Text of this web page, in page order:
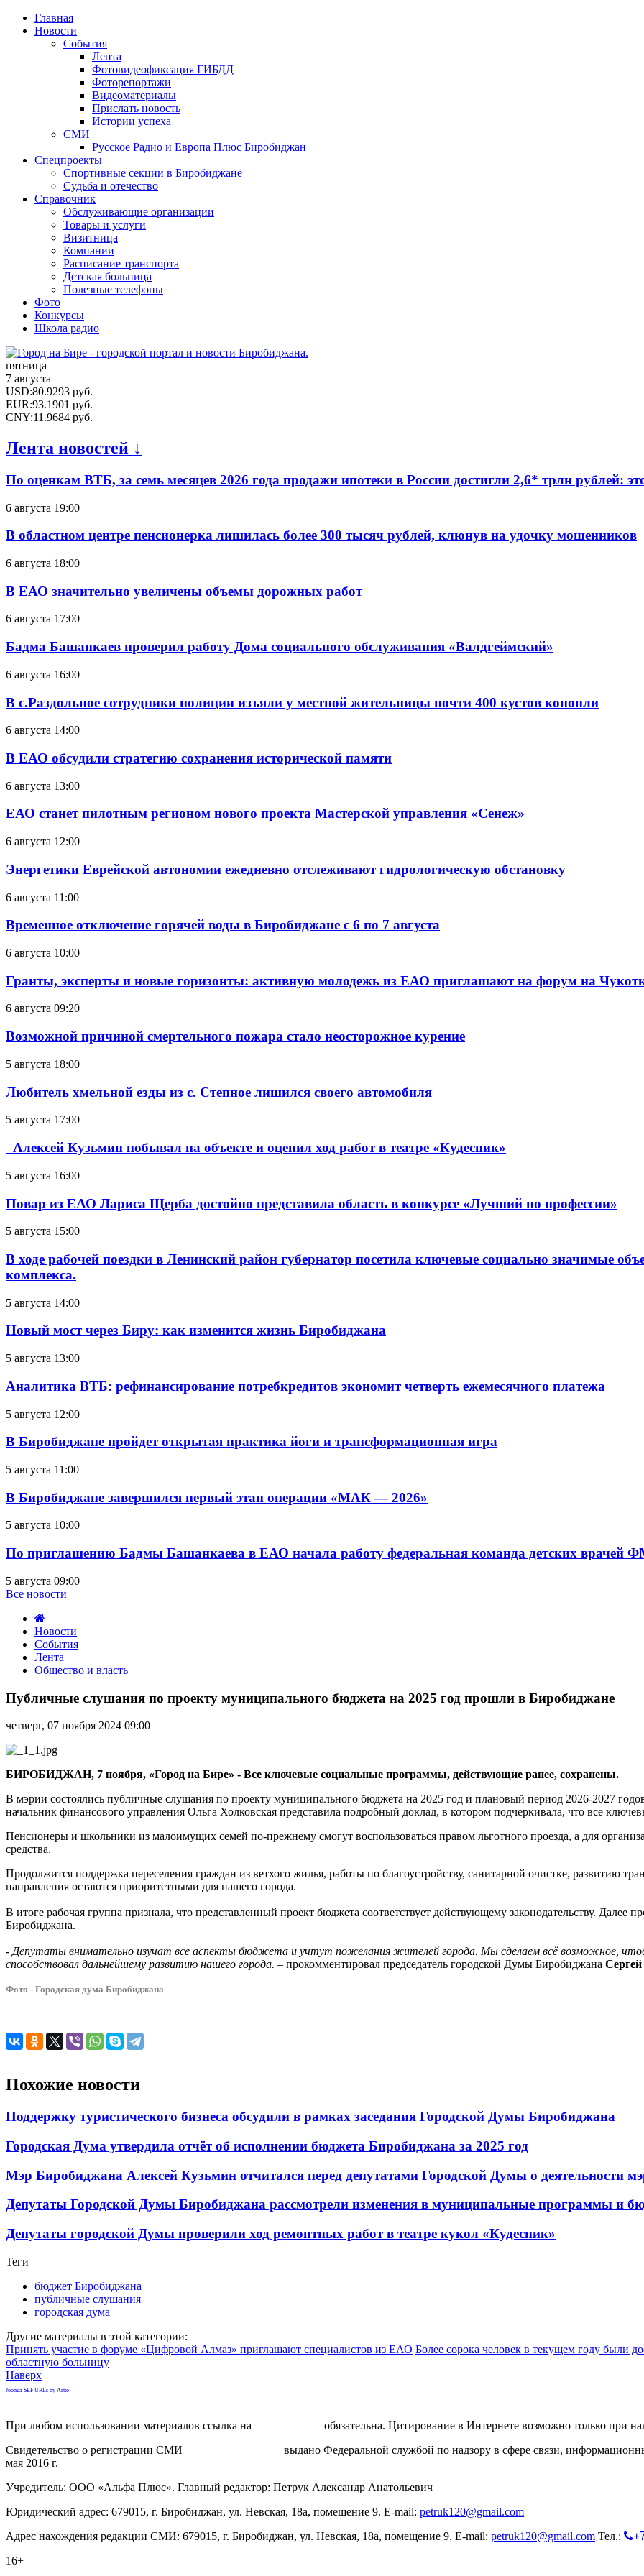
Главная
Новости
События
Лента
Фотовидеофиксация ГИБДД
Фоторепортажи
Видеоматериалы
Прислать новость
Истории успеха
СМИ
Русское Радио и Европа Плюс Биробиджан
Спецпроекты
Спортивные секции в Биробиджане
Судьба и отечество
Справочник
Обслуживающие организации
Товары и услуги
Визитница
Компании
Расписание транспорта
Детская больница
Полезные телефоны
Фото
Конкурсы
Школа радио
пятница
7 августа
USD:80.9293 руб.
EUR:93.1901 руб.
CNY:11.9684 руб.
Лента новостей ↓
По оценкам ВТБ, за семь месяцев 2026 года продажи ипотеки в России достигли 2,6* трлн рублей:
6 августа 19:00
В областном центре пенсионерка лишилась более 300 тысяч рублей, клюнув на удочку мошенников
6 августа 18:00
В ЕАО значительно увеличены объемы дорожных работ
6 августа 17:00
Бадма Башанкаев проверил работу Дома социального обслуживания «Валдгеймский»
6 августа 16:00
В с.Раздольное сотрудники полиции изъяли у местной жительницы почти 400 кустов конопли
6 августа 14:00
В ЕАО обсудили стратегию сохранения исторической памяти
6 августа 13:00
ЕАО станет пилотным регионом нового проекта Мастерской управления «Сенеж»
6 августа 12:00
Энергетики Еврейской автономии ежедневно отслеживают гидрологическую обстановку
6 августа 11:00
Временное отключение горячей воды в Биробиджане с 6 по 7 августа
6 августа 10:00
Гранты, эксперты и новые горизонты: активную молодежь из ЕАО приглашают на форум на
6 августа 09:20
Возможной причиной смертельного пожара стало неосторожное курение
5 августа 18:00
Любитель хмельной езды из с. Степное лишился своего автомобиля
5 августа 17:00
Алексей Кузьмин побывал на объекте и оценил ход работ в театре «Кудесник»
5 августа 16:00
Повар из ЕАО Лариса Щерба достойно представила область в конкурсе «Лучший по профессии»
5 августа 15:00
В ходе рабочей поездки в Ленинский район губернатор посетила ключевые социально значимые
комплекса.
5 августа 14:00
Новый мост через Биру: как изменится жизнь Биробиджана
5 августа 13:00
Аналитика ВТБ: рефинансирование потребкредитов экономит четверть ежемесячного платежа
5 августа 12:00
В Биробиджане пройдет открытая практика йоги и трансформационная игра
5 августа 11:00
В Биробиджане завершился первый этап операции «МАК — 2026»
5 августа 10:00
По приглашению Бадмы Башанкаева в ЕАО начала работу федеральная команда детских врачей
5 августа 09:00
Все новости
Новости
События
Лента
Общество и власть
слушания
проекту
муниципального
бюджета
на
2025
прошли
в
Публичные слушания по проекту муниципального бюджета на 2025 год прошли в Биробиджане
четверг, 07 ноября 2024 09:00
БИРОБИДЖАН, 7 ноября, «Город на Бире» - Все ключевые социальные программы, действующие ранее, сохранены.
В мэрии состоялись публичные слушания по проекту муниципального бюджета на 2025 год и плановый период 2026-2027
начальник финансового управления Ольга Холковская представила подробный доклад, в котором подчеркивала, что все
Пенсионеры и школьники из малоимущих семей по-прежнему смогут воспользоваться правом льготного проезда, а для
средства.
Продолжится поддержка переселения граждан из ветхого жилья, работы по благоустройству, санитарной очистке, развитию
направления остаются приоритетными для нашего города.
В итоге рабочая группа признала, что представленный проект бюджета соответствует действующему законодательству. Далее
Биробиджана.
- Депутаты внимательно изучат все аспекты бюджета и учтут пожелания жителей города. Мы сделаем всё возможное,
способствовал дальнейшему развитию нашего города. – прокомментировал председатель городской Думы Биробиджана
Фото - Городская дума Биробиджана
Похожие новости
Поддержку туристического бизнеса обсудили в рамках заседания Городской Думы Биробиджана
Городская Дума утвердила отчёт об исполнении бюджета Биробиджана за 2025 год
Мэр Биробиджана Алексей Кузьмин отчитался перед депутатами Городской Думы о деятельности
Депутаты Городской Думы Биробиджана рассмотрели изменения в муниципальные программы и
Депутаты городской Думы проверили ход ремонтных работ в театре кукол «Кудесник»
Теги
бюджет Биробиджана
публичные слушания
городская дума
Другие материалы в этой категории:
Принять участие в форуме «Цифровой Алмаз» приглашают специалистов из ЕАО Более сорока человек в текущем году были
областную больницу
Наверх
Joomla SEF URLs by Artio
При любом использовании материалов ссылка на
обязательна. Цитирование в Интернете возможно только при
Свидетельство о регистрации СМИ
выдано Федеральной службой по надзору в сфере связи,
мая 2016 г.
Учредитель: ООО «Альфа Плюс». Главный редактор: Петрук Александр Анатольевич
Юридический адрес: 679015, г. Биробиджан, ул. Невская, 18а, помещение 9. E-mail: petruk120@gmail.com
Адрес нахождения редакции СМИ: 679015, г. Биробиджан, ул. Невская, 18а, помещение 9. E-mail: petruk120@gmail.com Тел.:
16+